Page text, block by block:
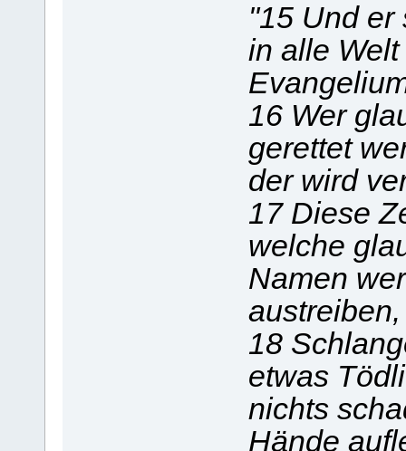
"15 Und er
in alle
16 Wer
gerettet
der wird
17 Diese
welche
Namen
austreiben
18
etwas
nichts
Hände